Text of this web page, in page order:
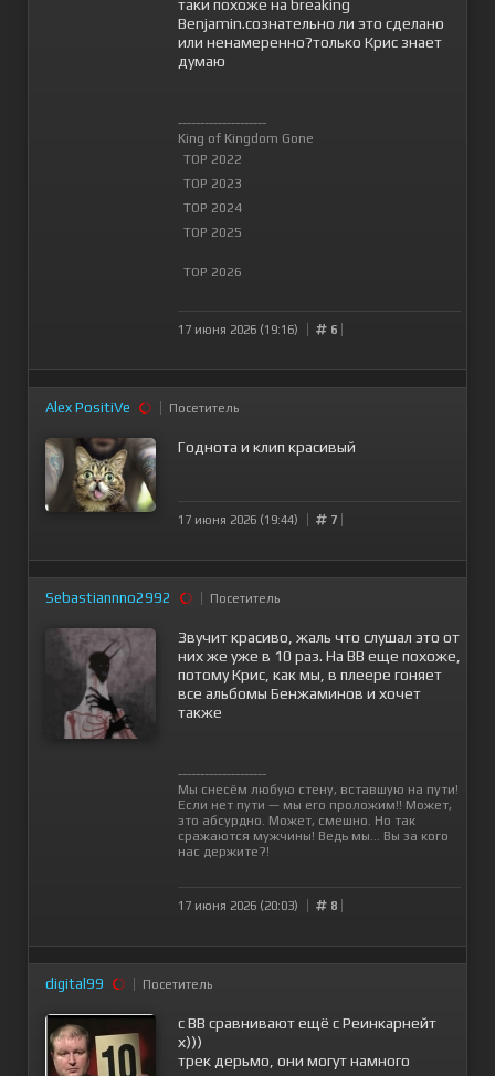
таки похоже на breaking
Benjamin.сознательно ли это сделано
или ненамеренно?только Крис знает
думаю
--------------------
King of Kingdom Gone
TOP 2022
TOP 2023
TOP 2024
TOP 2025
TOP 2026
17 июня 2026 (19:16) 6
Alex PositiVe Посетитель
Годнота и клип красивый
17 июня 2026 (19:44) 7
Sebastiannno2992 Посетитель
Звучит красиво, жаль что слушал это от
них же уже в 10 раз. На BB еще похоже,
потому Крис, как мы, в плеере гоняет
все альбомы Бенжаминов и хочет
также
--------------------
Мы снесём любую стену, вставшую на пути!
Если нет пути — мы его проложим!! Может,
это абсурдно. Может, смешно. Но так
сражаются мужчины! Ведь мы… Вы за кого
нас держите?!
17 июня 2026 (20:03) 8
digital99 Посетитель
c ВВ сравнивают ещё с Реинкарнейт
х)))
трек дерьмо, они могут намного